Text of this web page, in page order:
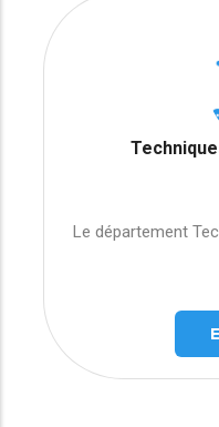
Le département